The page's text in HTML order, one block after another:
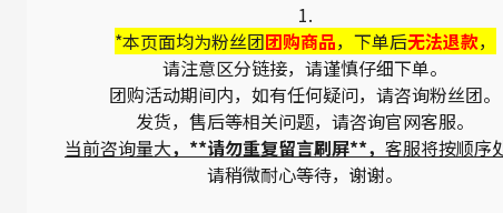
1.
*本页面均为粉丝团团购商品，下单后无法退款，
请注意区分链接，请谨慎仔细下单。
团购活动期间内，如有任何疑问，请咨询粉丝团。
发货，售后等相关问题，请咨询官网客服。
当前咨询量大，**请勿重复留言刷屏**， 客服将按顺序
请稍微耐心等待，谢谢。